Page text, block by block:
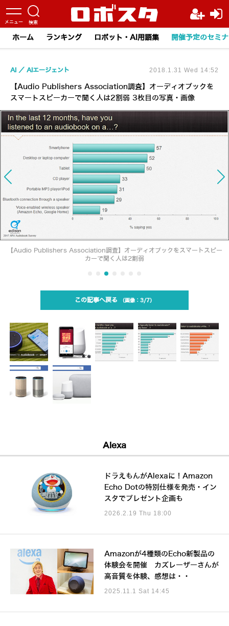
ホーム ランキング ロボット・AI用語集 開催予定のセミ
【Audio Publishers Association調査】オーディオブックを
スマートスピーカーで聞く人は2割弱 3枚目の写真・画像
AI AIエージェント 2018.1.31 Wed 14:52
【Audio Publishers Association調査】オーディオブックをスマートスピー
カーで聞く人は2割弱
この記事へ戻る 3/7
Alexa
ドラえもんがAlexaに！Amazon
Echo Dotの特別仕様を発売・イン
スタでプレゼント企画も
2026.2.19 Thu 18:00
Amazonが4種類のEcho新製品の
体験会を開催 カズレーザーさんが
高音質を体験、感想は・・
2025.11.1 Sat 14:45